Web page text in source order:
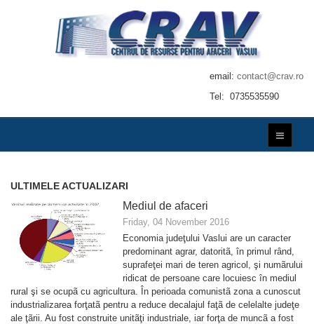
email: contact@crav.ro
Tel: 0735535590
ULTIMELE ACTUALIZARI
Mediul de afaceri
Friday, 04 November 2016
Economia judeţului Vaslui are un caracter
predominant agrar, datoritã, în primul rând,
suprafeţei mari de teren agricol, şi numãrului
ridicat de persoane care locuiesc în mediul
rural şi se ocupã cu agricultura. În perioada comunistã zona a cunoscut
industrializarea forţatã pentru a reduce decalajul faţã de celelalte judeţe
ale ţãrii. Au fost construite unitãţi industriale, iar forţa de muncã a fost